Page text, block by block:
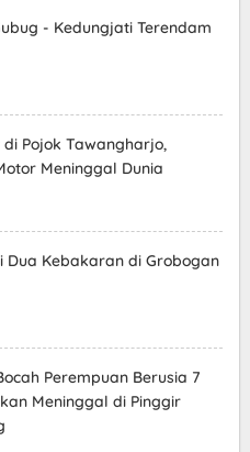
- Kedungjati Terendam
Pojok Tawangharjo,
Meninggal Dunia
Dua Kebakaran di Grobogan
Perempuan Berusia 7
Meninggal di Pinggir